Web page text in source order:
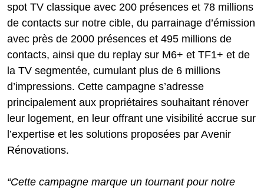
spot TV classique avec 200 présences et 78 millions
de contacts sur notre cible, du parrainage d’émission
avec près de 2000 présences et 495 millions de
contacts, ainsi que du replay sur M6+ et TF1+ et de
la TV segmentée, cumulant plus de 6 millions
d’impressions. Cette campagne s’adresse
principalement aux propriétaires souhaitant rénover
leur logement, en leur offrant une visibilité accrue sur
l’expertise et les solutions proposées par Avenir
Rénovations.
“Cette campagne marque un tournant pour notre